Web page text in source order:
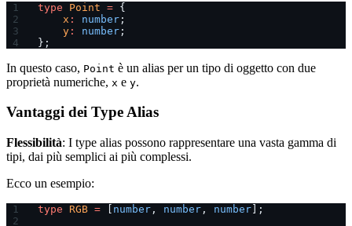
type Point = {
    x
: number ;
    y
: number ;
};
In questo caso, Point è un alias per un tipo di oggetto con due
proprietà numeriche, x e y.
Vantaggi dei Type Alias
Flessibilità: I type alias possono rappresentare una vasta gamma di
tipi, dai più semplici ai più complessi.
Ecco un esempio:
type RGB = number , number , number ];